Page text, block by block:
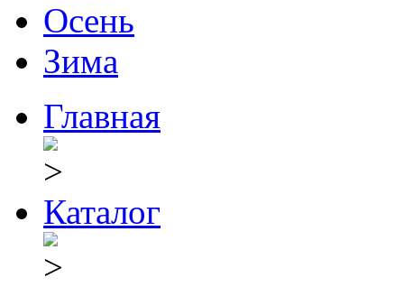
Осень
Зима
Главная
Каталог